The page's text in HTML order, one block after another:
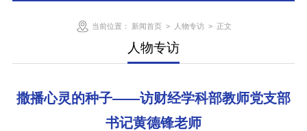
当前位置： 新闻首页 > 人物专访> 正文
人物专访
撒播心灵的种子——访财经学科部教师党支部
书记黄德锋老师